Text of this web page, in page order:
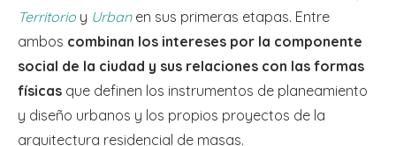
Territorio y Urbanen sus primeras etapas. Entre
ambos combinan los intereses por la componente
social de la ciudad y sus relaciones con las formas
físicas que definen los instrumentos de planeamiento
y diseño urbanos y los propios proyectos de la
arquitectura residencial de masas.